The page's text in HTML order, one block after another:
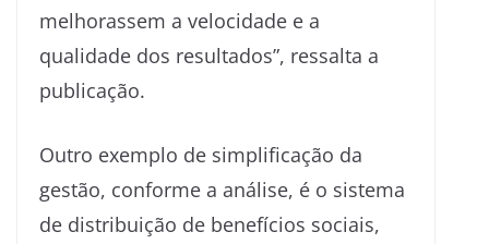
melhorassem a velocidade e a
qualidade dos resultados”, ressalta a
publicação.
Outro exemplo de simplificação da
gestão, conforme a análise, é o sistema
de distribuição de benefícios sociais,